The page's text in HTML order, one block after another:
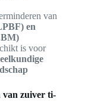
van
en
is voor
van zuiver ti-